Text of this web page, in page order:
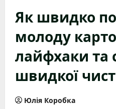
Як швидко
молоду
лайфхаки та
швидкої
Юлія Коробка